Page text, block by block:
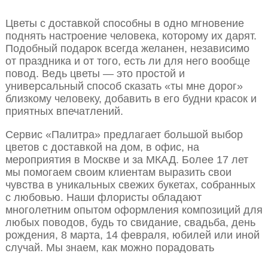
Цветы с доставкой способны в одно мгновение
поднять настроение человека, которому их дарят.
Подобный подарок всегда желанен, независимо
от праздника и от того, есть ли для него вообще
повод. Ведь цветы — это простой и
универсальный способ сказать «ты мне дорог»
близкому человеку, добавить в его будни красок и
приятных впечатлений.
Сервис «Палитра» предлагает большой выбор
цветов с доставкой на дом, в офис, на
мероприятия в Москве и за МКАД. Более 17 лет
мы помогаем своим клиентам выразить свои
чувства в уникальных свежих букетах, собранных
с любовью. Наши флористы обладают
многолетним опытом оформления композиций для
любых поводов, будь то свидание, свадьба, день
рождения, 8 марта, 14 февраля, юбилей или иной
случай. Мы знаем, как можно порадовать